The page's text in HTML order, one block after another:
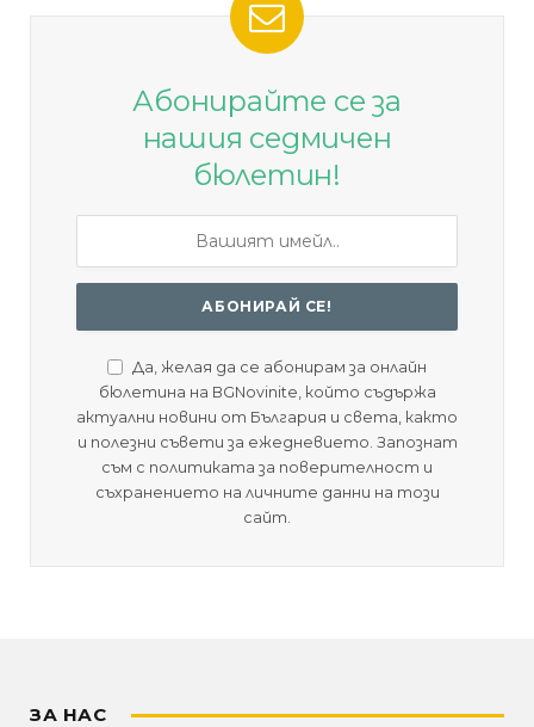
Абонирайте се за
нашия седмичен
бюлетин!
Да, желая да се абонирам за онлайн
бюлетина на BGNovinite, който съдържа
актуални новини от България и света, както
и полезни съвети за ежедневието. Запознат
съм с политиката за поверителност и
съхранението на личните данни на този
сайт.
ЗА НАС